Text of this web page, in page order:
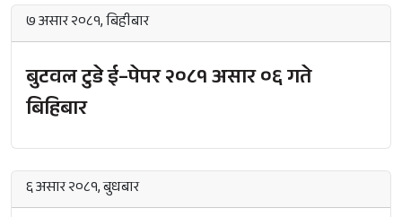
७ असार २०८१, बिहीबार
बुटवल टुडे ई–पेपर २०८१ असार ०६ गते
बिहिबार
६ असार २०८१, बुधबार